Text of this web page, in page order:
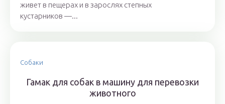
живет в пещерах и в зарослях степных
кустарников —...
Собаки
Гамак для собак в машину для перевозки
животного